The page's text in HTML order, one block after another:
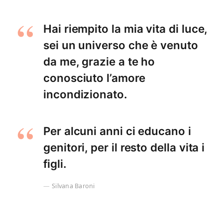
Hai riempito la mia vita di luce,
sei un universo che è venuto
da me, grazie a te ho
conosciuto l’amore
incondizionato.
Per alcuni anni ci educano i
genitori, per il resto della vita i
figli.
Silvana Baroni